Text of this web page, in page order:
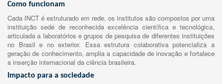
Como funcionam
Cada INCT é estruturado em rede, os institutos são compostos por uma
instituição sede de reconhecida excelência científica e tecnológica,
articulada a laboratórios e grupos de pesquisa de diferentes instituições
no Brasil e no exterior. Essa estrutura colaborativa potencializa a
geração de conhecimento, amplia a capacidade de inovação e fortalece
a inserção internacional da ciência brasileira.
Impacto para a sociedade